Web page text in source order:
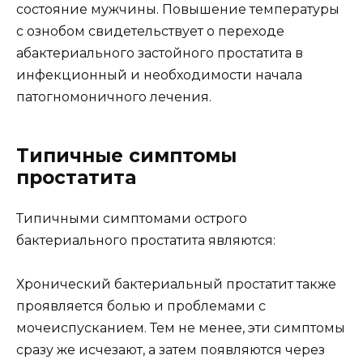
состояние мужчины. Повышение температуры
с ознобом свидетельствует о переходе
абактериального застойного простатита в
инфекционный и необходимости начала
патогномоничного лечения.
Типичные симптомы
простатита
Типичными симптомами острого
бактериального простатита являются:
Хронический бактериальный простатит также
проявляется болью и проблемами с
мочеиспусканием. Тем не менее, эти симптомы
сразу же исчезают, а затем появляются через